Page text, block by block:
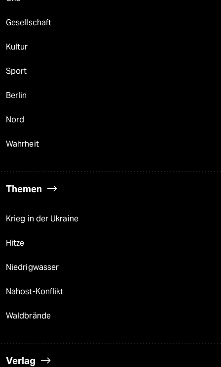
Gesellschaft
Kultur
Sport
Berlin
Nord
Wahrheit
Themen
Krieg in der Ukraine
Hitze
Niedrigwasser
Nahost-Konflikt
Waldbrände
Verlag